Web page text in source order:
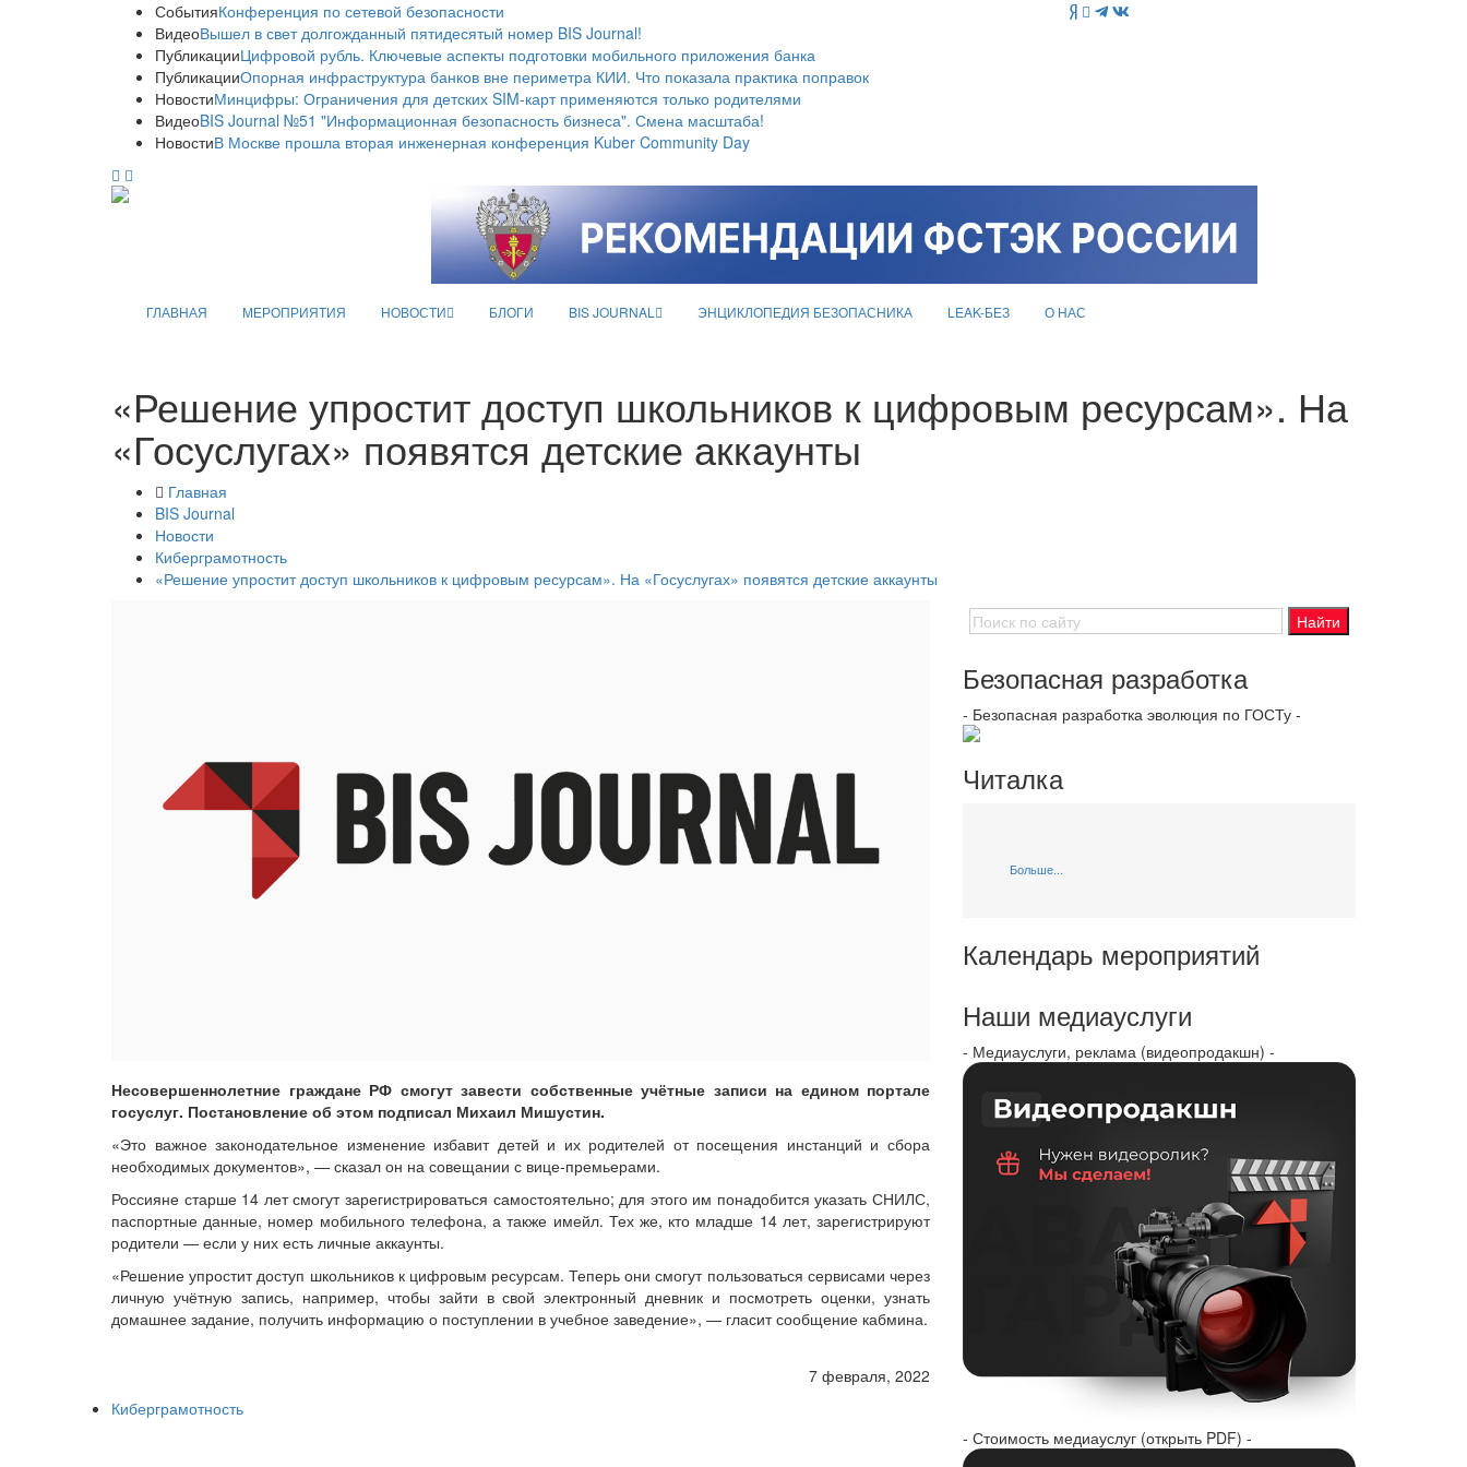
СобытияКонференция по сетевой безопасности
ВидеоВышел в свет долгожданный пятидесятый номер BIS Journal!
ПубликацииЦифровой рубль. Ключевые аспекты подготовки мобильного приложения банка
ПубликацииОпорная инфраструктура банков вне периметра КИИ. Что показала практика поправок
НовостиМинцифры: Ограничения для детских SIM-карт применяются только родителями
ВидеоBIS Journal №51 "Информационная безопасность бизнеса". Смена масштаба!
НовостиВ Москве прошла вторая инженерная конференция Kuber Community Day
ГЛАВНАЯ МЕРОПРИЯТИЯ НОВОСТИ БЛОГИ BIS JOURNAL ЭНЦИКЛОПЕДИЯ БЕЗОПАСНИКА LEAK-БЕЗ О НАС
«Решение упростит доступ школьников к цифровым ресурсам». На
«Госуслугах» появятся детские аккаунты
Главная
BIS Journal
Новости
Киберграмотность
«Решение упростит доступ школьников к цифровым ресурсам». На «Госуслугах» появятся детские аккаунты
Несовершеннолетние граждане РФ смогут завести собственные учётные записи на едином портале
госуслуг. Постановление об этом подписал Михаил Мишустин.
«Это важное законодательное изменение избавит детей и их родителей от посещения инстанций и сбора
необходимых документов», — сказал он на совещании с вице-премьерами.
Россияне старше 14 лет смогут зарегистрироваться самостоятельно; для этого им понадобится указать СНИЛС,
паспортные данные, номер мобильного телефона, а также имейл. Тех же, кто младше 14 лет, зарегистрируют
родители — если у них есть личные аккаунты.
«Решение упростит доступ школьников к цифровым ресурсам. Теперь они смогут пользоваться сервисами через
личную учётную запись, например, чтобы зайти в свой электронный дневник и посмотреть оценки, узнать
домашнее задание, получить информацию о поступлении в учебное заведение», — гласит сообщение кабмина.
7 февраля, 2022
Киберграмотность
Безопасная разработка
- Безопасная разработка эволюция по ГОСТу -
Читалка
Больше...
Календарь мероприятий
Наши медиауслуги
- Медиауслуги, реклама (видеопродакшн) -
- Стоимость медиауслуг (открыть PDF) -